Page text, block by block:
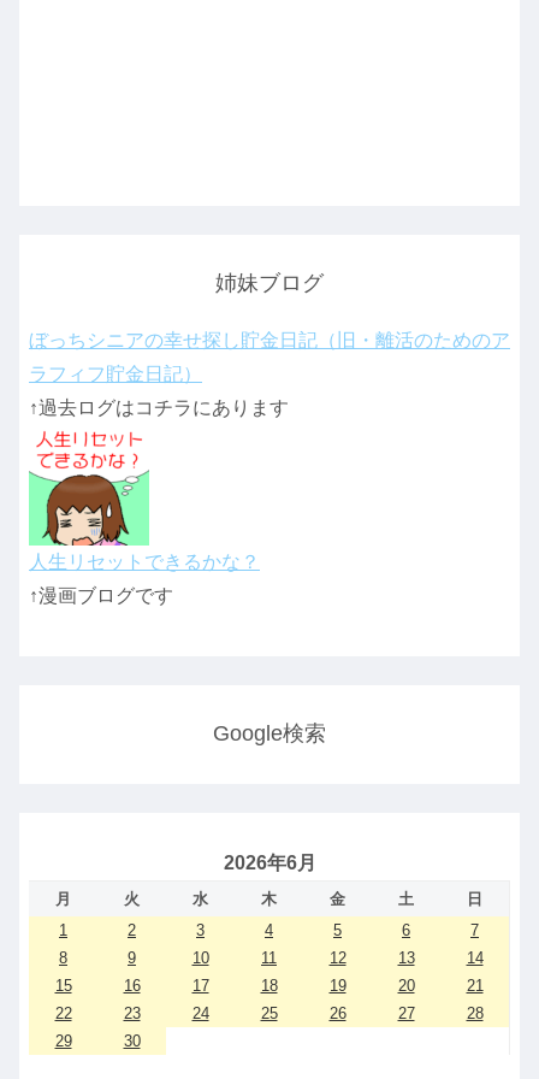
姉妹ブログ
ぼっちシニアの幸せ探し貯金日記（旧・離活のためのア
ラフィフ貯金日記）
↑過去ログはコチラにあります
人生リセットできるかな？
↑漫画ブログです
Google検索
2026年6月
月 火 水 木 金 土
日
1
2 3 4 5 6
7
8
9 10 11 12 13
14
15
16 17 18 19 20
21
22
23 24 25 26 27
28
29
30